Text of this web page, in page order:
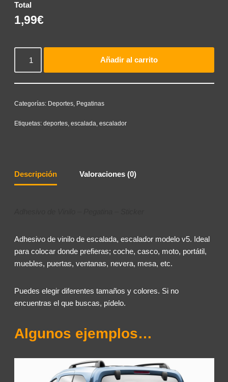
Total
1,99€
Añadir al carrito
Categorías: Deportes, Pegatinas
Etiquetas: deportes, escalada, escalador
Descripción Valoraciones (0)
Adhesivo de vinilo de escalada, escalador modelo v5. Ideal
para colocar donde prefieras; coche, casco, moto, portátil,
muebles, puertas, ventanas, nevera, mesa, etc.
Puedes elegir diferentes tamaños y colores. Si no
encuentras el que buscas, pídelo.
Algunos ejemplos…